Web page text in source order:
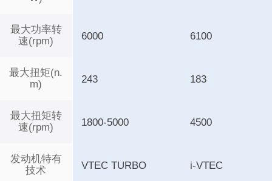
最大功率转
速(rpm)
最大扭矩(n.
m)
最大扭矩转
速(rpm)
发动机特有
技术
6000 6100
243 183
1800-5000 4500
VTEC TURBO i-VTEC